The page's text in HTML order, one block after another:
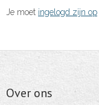
Je moet ingelogd zijn op
Over ons